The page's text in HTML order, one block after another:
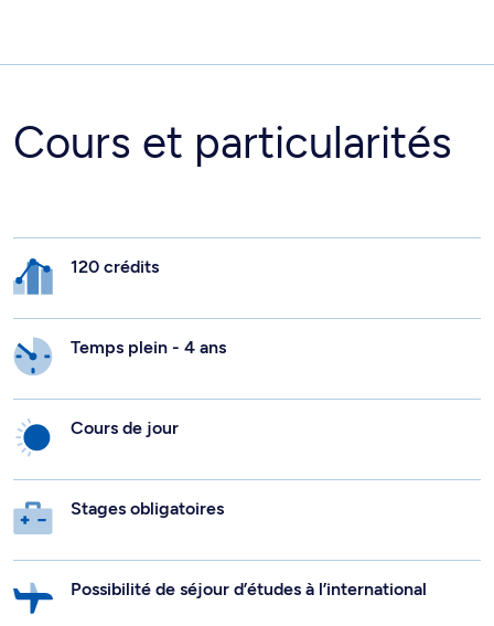
Cours et particularités
120 crédits
Temps plein - 4 ans
Cours de jour
Stages obligatoires
Possibilité de séjour d’études à l’international